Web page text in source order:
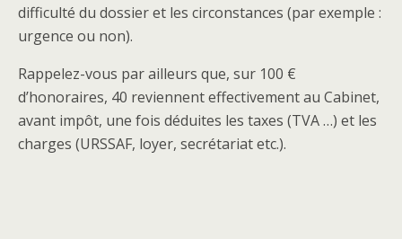
difficulté du dossier et les circonstances (par exemple :
urgence ou non).
Rappelez-vous par ailleurs que, sur 100 €
d’honoraires, 40 reviennent effectivement au Cabinet,
avant impôt, une fois déduites les taxes (TVA …) et les
charges (URSSAF, loyer, secrétariat etc.).